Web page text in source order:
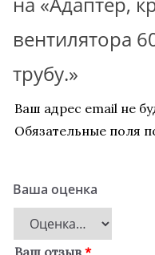
вентилятора
трубу.»
Ваш адрес email не
Обязательные поля
Ваша оценка
Ваш отзыв *